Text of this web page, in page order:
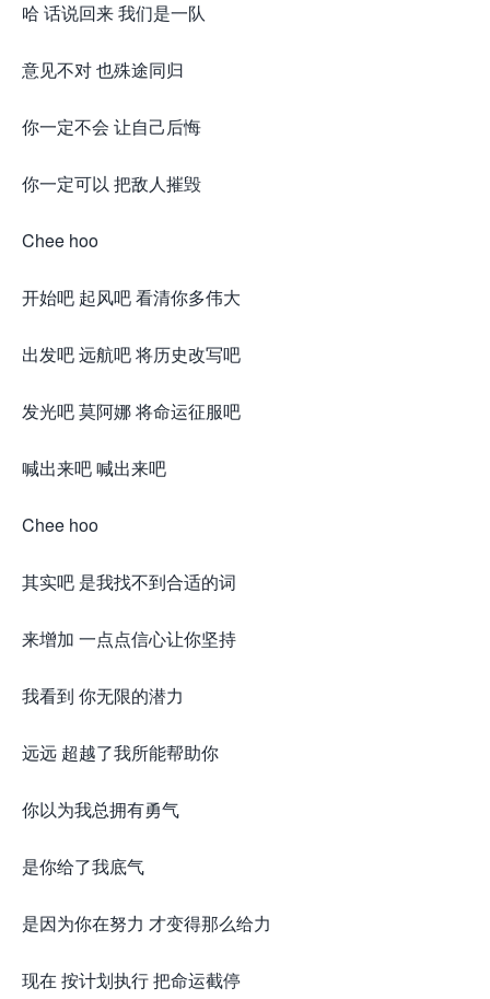
哈 话说回来 我们是一队
意见不对 也殊途同归
你一定不会 让自己后悔
你一定可以 把敌人摧毁
Chee hoo
开始吧 起风吧 看清你多伟大
出发吧 远航吧 将历史改写吧
发光吧 莫阿娜 将命运征服吧
喊出来吧 喊出来吧
Chee hoo
其实吧 是我找不到合适的词
来增加 一点点信心让你坚持
我看到 你无限的潜力
远远 超越了我所能帮助你
你以为我总拥有勇气
是你给了我底气
是因为你在努力 才变得那么给力
现在 按计划执行 把命运截停